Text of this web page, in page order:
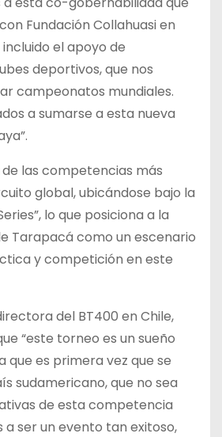
Fundación Collahuasi en
el apoyo de
deportivos, que nos
campeonatos mundiales.
a sumarse a esta nueva
de las competencias más
global, ubicándose bajo la
lo que posiciona a la
Tarapacá como un escenario
y competición en este
del BT400 en Chile,
“este torneo es un sueño
que es primera vez que se
sudamericano, que no sea
de esta competencia
a ser un evento tan exitoso,